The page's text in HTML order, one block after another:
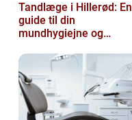
Tandlæge i Hillerød: En
guide til din
mundhygiejne og